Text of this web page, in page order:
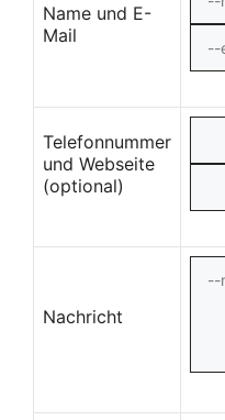
Name und E-
Mail
Telefonnummer
und Webseite
(optional)
Nachricht